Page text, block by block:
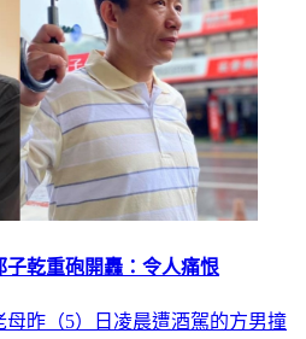
乾重砲開轟：令人痛恨
昨（5）日凌晨遭酒駕的方男撞